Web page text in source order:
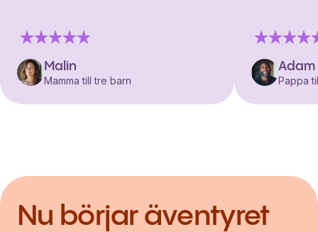
Malin
Mamma till tre barn
Adam
Pappa
Nu börjar äventyret